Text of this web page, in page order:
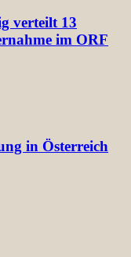
verteilt 13
im ORF
in Österreich